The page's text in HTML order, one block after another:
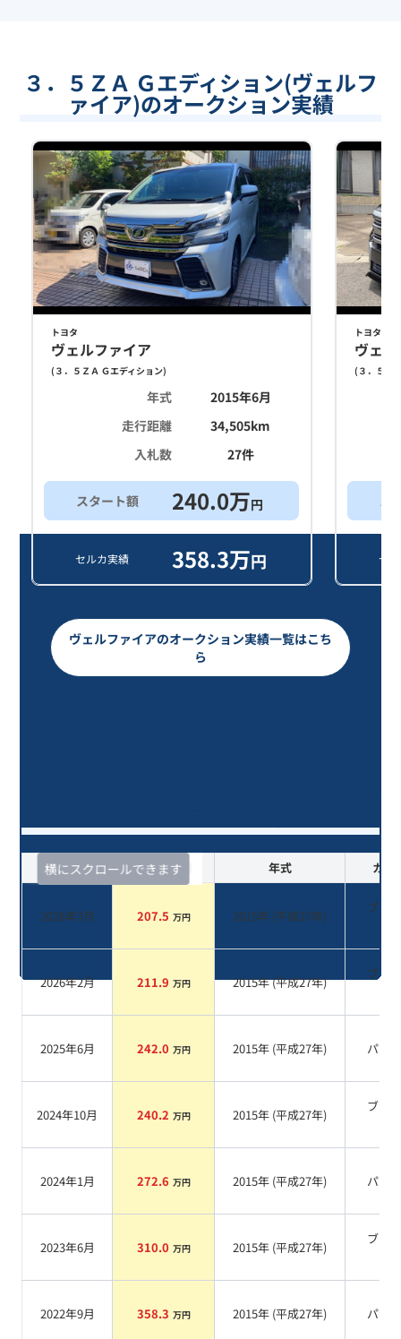
３．５ＺＡ Ｇエディション(ヴェルフ
ァイア)のオークション実績
トヨタ
ヴェルファイア
( ３．５ＺＡ Ｇエディション)
年式
2015年6月
走行距離
34,505km
入札数
27件
スタート額 240.0万円
セルカ実績 358.3万円
トヨタ
ヴェ
( ３．５Ｚ
ス
セ
ヴェルファイアのオークション実績一覧はこち
ら
横にスクロールできます
査定時期 セルカ実績 年式 カラ
2026年3月 207.5 万円 2015年 (平成27年)
ブラ
2026年2月 211.9 万円 2015年 (平成27年)
ブラ
2025年6月 242.0 万円 2015年 (平成27年) パール
2024年10月 240.2 万円 2015年 (平成27年)
ブラ
2024年1月 272.6 万円 2015年 (平成27年) パール
2023年6月 310.0 万円 2015年 (平成27年)
ブラ
2022年9月 358.3 万円 2015年 (平成27年) パール